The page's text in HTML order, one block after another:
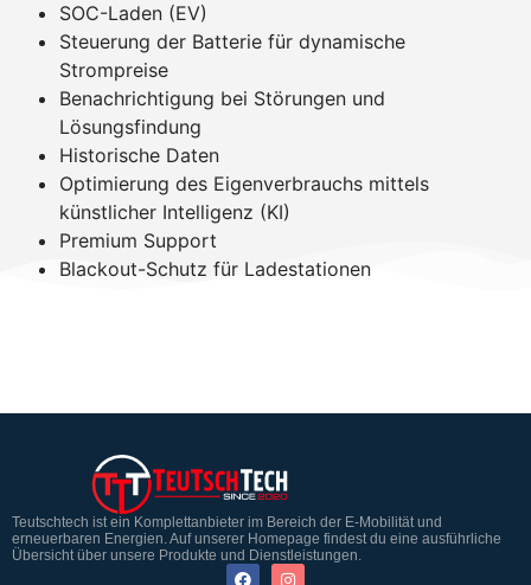
SOC-Laden (EV)
Steuerung der Batterie für dynamische
Strompreise
Benachrichtigung bei Störungen und
Lösungsfindung
Historische Daten
Optimierung des Eigenverbrauchs mittels
künstlicher Intelligenz (KI)
Premium Support
Blackout-Schutz für Ladestationen
Teutschtech ist ein Komplettanbieter im Bereich der E-Mobilität und
erneuerbaren Energien. Auf unserer Homepage findest du eine ausführliche
Übersicht über unsere Produkte und Dienstleistungen.